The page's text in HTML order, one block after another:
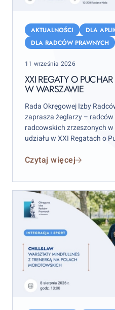
Regaty
Dziekana
Rady
OIRP
Warszawie
AKTUALNOŚCI
DLA
DLA RADCÓW PRAWNYCH
Posted
11 września 2026
XXI REGATY O
W WARSZAWIE
Rada Okręgowej Izby
zaprasza żeglarzy –
radcowskich zrzeszonych
udziału w XXI Regatach o
września 2026 r.
Czytaj więcej